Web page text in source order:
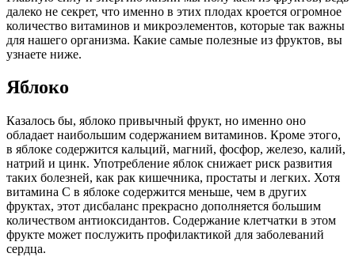
далеко не секрет, что именно в этих плодах кроется огромное
количество витаминов и микроэлементов, которые так важны
для нашего организма. Какие самые полезные из фруктов, вы
узнаете ниже.
Яблоко
Казалось бы, яблоко привычный фрукт, но именно оно
обладает наибольшим содержанием витаминов. Кроме этого,
в яблоке содержится кальций, магний, фосфор, железо, калий,
натрий и цинк. Употребление яблок снижает риск развития
таких болезней, как рак кишечника, простаты и легких. Хотя
витамина С в яблоке содержится меньше, чем в других
фруктах, этот дисбаланс прекрасно дополняется большим
количеством антиоксидантов. Содержание клетчатки в этом
фрукте может послужить профилактикой для заболеваний
сердца.